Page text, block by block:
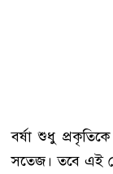
বর্ষা শুধু
সতেজ। তবে এই